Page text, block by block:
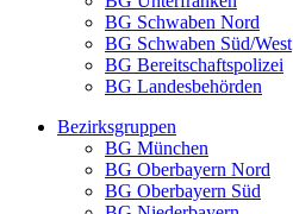
BG Schwaben Nord
BG Schwaben Süd/West
BG Bereitschaftspolizei
BG Landesbehörden
Bezirksgruppen
BG München
BG Oberbayern Nord
BG Oberbayern Süd